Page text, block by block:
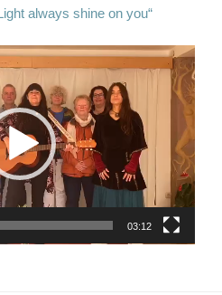
always shine on you“
03:12